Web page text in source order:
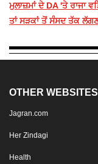
ਮੁਲਾਜ਼ਮਾਂ ਦੇ DA 'ਤੇ ਰਾਜਾ
ਤਾਂ ਸੜਕਾਂ ਤੋਂ ਸੰਸਦ ਤੱਕ
OTHER WEBSITES
Jagran.com
Her Zindagi
Health